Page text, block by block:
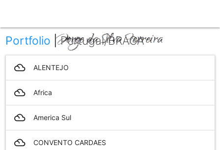
Portfolio |Portugal/BRAGA
filter_drama ALENTEJO
filter_drama Africa
filter_drama America Sul
filter_drama CONVENTO CARDAES